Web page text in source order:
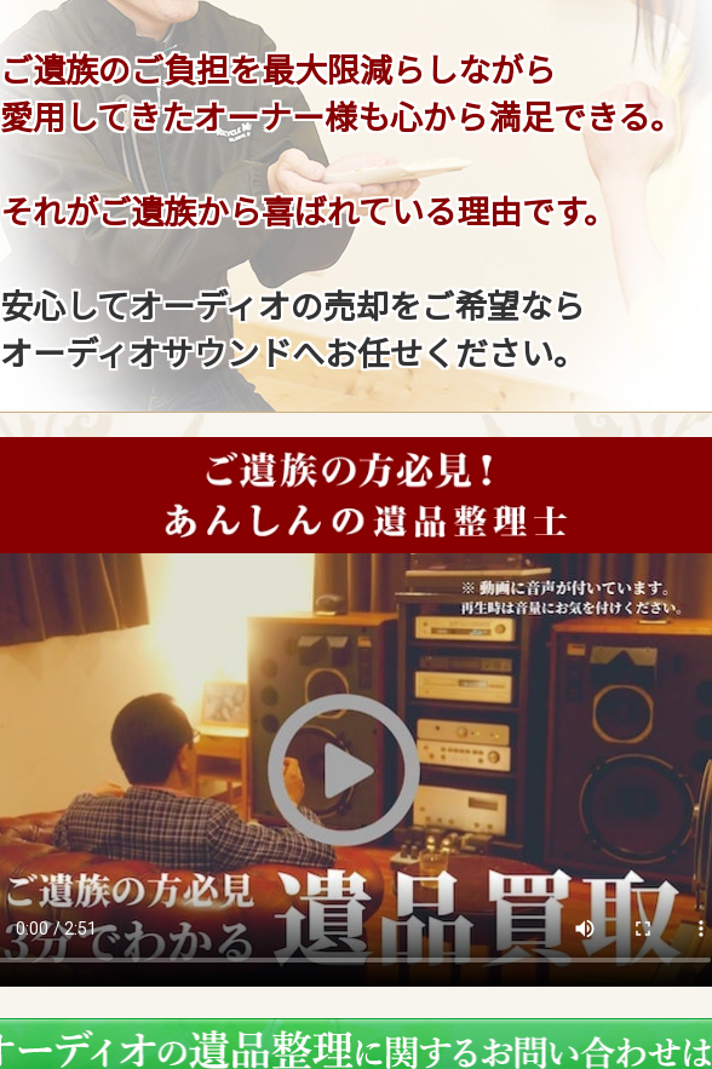
ご遺族のご負担を最大限減らしながら
愛用してきたオーナー様も心から満足できる。
それがご遺族から喜ばれている理由です。
安心してオーディオの売却をご希望なら
オーディオサウンドへお任せください。